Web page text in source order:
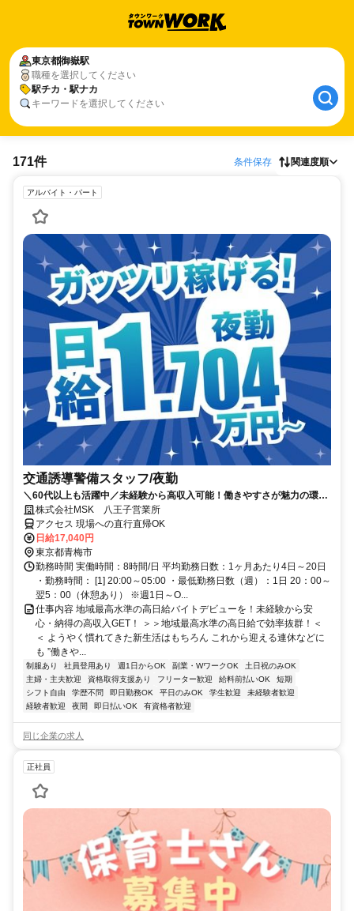
東京都御嶽駅
職種を選択してください
駅チカ・駅ナカ
キーワードを選択してください
171件 条件保存 関連度順
アルバイト・パート
交通誘導警備スタッフ/夜勤
＼60代以上も活躍中／未経験から高収入可能！働きやすさが魅力の環境
で警備員デビューをしませんか！【月収34万円以上可能！日払いも
OK！】勤務3日前迄シフト申請が可能です！週1日～・短期もOK！あな
たのライフスタイルに合わせてお仕事しませんか！未経験者大歓迎！年
代幅広く活躍しています。
株式会社MSK 八王子営業所
アクセス 現場への直行直帰OK
日給17,040円
東京都青梅市
勤務時間 実働時間：8時間/日 平均勤務日数：1ヶ月あたり4日～20日
・勤務時間： [1] 20:00～05:00 ・最低勤務日数（週）：1日 20：00～
翌5：00（休憩あり） ※週1日～O...
仕事内容 地域最高水準の高日給バイトデビューを！未経験から安
心・納得の高収入GET！ ＞＞地域最高水準の高日給で効率抜群！＜
＜ ようやく慣れてきた新生活はもちろん これから迎える連休などに
も ”働きや...
制服あり 社員登用あり 週1日からOK 副業・WワークOK
土日祝のみOK
主婦・主夫歓迎
資格取得支援あり フリーター歓迎 給料前払いOK
短期
シフト自由
学歴不問 即日勤務OK 平日のみOK 学生歓迎
未経験者歓迎
経験者歓迎
夜間 即日払いOK 有資格者歓迎
同じ企業の求人
正社員